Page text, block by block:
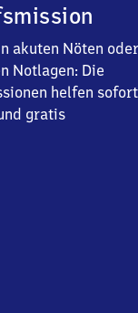
akuten Nöten oder
Notlagen: Die
helfen
gratis